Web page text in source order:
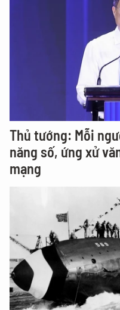
Thủ tướng: Mỗi
năng số, ứng xử
mạng